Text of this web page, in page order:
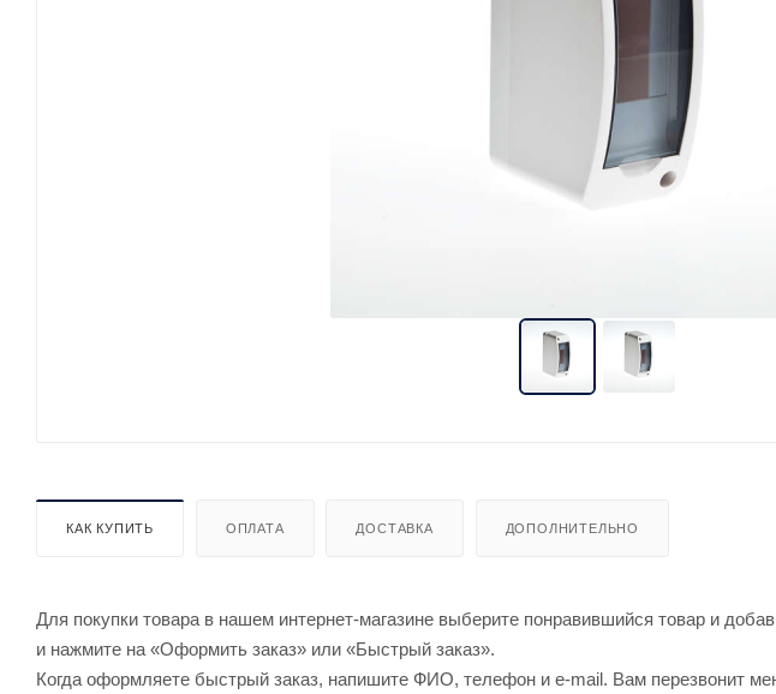
КАК КУПИТЬ ОПЛАТА ДОСТАВКА ДОПОЛНИТЕЛЬНО
Для покупки товара в нашем интернет-магазине выберите понравившийся товар и
и нажмите на «Оформить заказ» или «Быстрый заказ».
Когда оформляете быстрый заказ, напишите ФИО, телефон и e-mail. Вам перезвонит